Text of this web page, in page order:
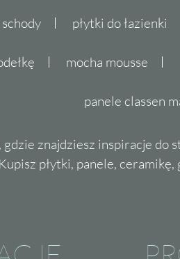
płytki do łazienki
mocha mousse
panele classen
znajdziesz inspiracje do
Kupisz płytki, panele,